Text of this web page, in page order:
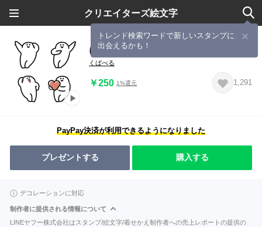
クリエイターズ絵文字
トレンド検索ワードで新しいスタンプに
出会えるかも！
にっこりマンのパラパラ 動く絵文字
くぱべる
￥250 1%還元 1,291
PayPay決済が利用できるようになりました
プレゼントする 購入する
デコレーションに対応
制作者に提供される情報について
LINEヤフー株式会社はスタンプ/絵文字/着せかえ制作者への売上レポートの提供の